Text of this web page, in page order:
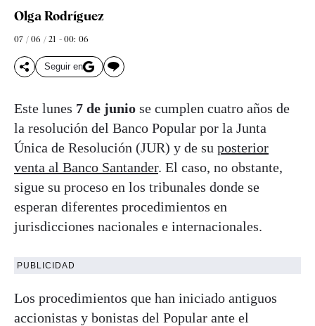
Olga Rodríguez
07 / 06 / 21 - 00: 06
Seguir en
Este lunes 7 de junio se cumplen cuatro años de
la resolución del Banco Popular por la Junta
Única de Resolución (JUR) y de su posterior
venta al Banco Santander. El caso, no obstante,
sigue su proceso en los tribunales donde se
esperan diferentes procedimientos en
jurisdicciones nacionales e internacionales.
PUBLICIDAD
Los procedimientos que han iniciado antiguos
accionistas y bonistas del Popular ante el